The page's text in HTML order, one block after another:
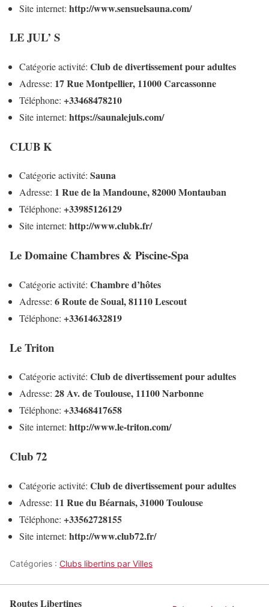
Site internet: http://www.sensuelsauna.com/
LE JUL’ S
Catégorie activité: Club de divertissement pour adultes
Adresse: 17 Rue Montpellier, 11000 Carcassonne
Téléphone: +33468478210
Site internet: https://saunalejuls.com/
CLUB K
Catégorie activité: Sauna
Adresse: 1 Rue de la Mandoune, 82000 Montauban
Téléphone: +33985126129
Site internet: http://www.clubk.fr/
Le Domaine Chambres & Piscine-Spa
Catégorie activité: Chambre d’hôtes
Adresse: 6 Route de Soual, 81110 Lescout
Téléphone: +33614632819
Le Triton
Catégorie activité: Club de divertissement pour adultes
Adresse: 28 Av. de Toulouse, 11100 Narbonne
Téléphone: +33468417658
Site internet: http://www.le-triton.com/
Club 72
Catégorie activité: Club de divertissement pour adultes
Adresse: 11 Rue du Béarnais, 31000 Toulouse
Téléphone: +33562728155
Site internet: http://www.club72.fr/
Catégories : Clubs libertins par Villes
Routes Libertines